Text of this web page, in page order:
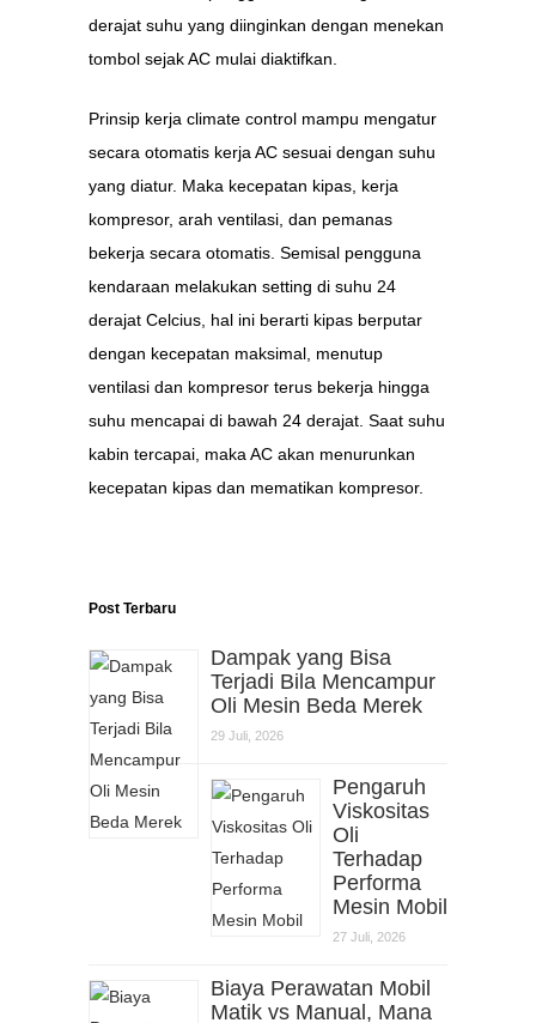
derajat suhu yang diinginkan dengan menekan
tombol sejak AC mulai diaktifkan.
Prinsip kerja climate control mampu mengatur
secara otomatis kerja AC sesuai dengan suhu
yang diatur. Maka kecepatan kipas, kerja
kompresor, arah ventilasi, dan pemanas
bekerja secara otomatis. Semisal pengguna
kendaraan melakukan setting di suhu 24
derajat Celcius, hal ini berarti kipas berputar
dengan kecepatan maksimal, menutup
ventilasi dan kompresor terus bekerja hingga
suhu mencapai di bawah 24 derajat. Saat suhu
kabin tercapai, maka AC akan menurunkan
kecepatan kipas dan mematikan kompresor.
Post Terbaru
Dampak yang Bisa
Terjadi Bila Mencampur
Oli Mesin Beda Merek
29 Juli, 2026
Pengaruh
Viskositas
Oli
Terhadap
Performa
Mesin Mobil
27 Juli, 2026
Biaya Perawatan Mobil
Matik vs Manual, Mana